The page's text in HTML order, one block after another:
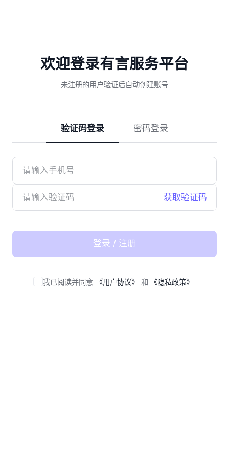
欢迎登录有言服务平台
未注册的用户验证后自动创建账号
验证码登录 密码登录
获取验证码
登录 / 注册
我已阅读并同意 《用户协议》 和 《隐私政策》